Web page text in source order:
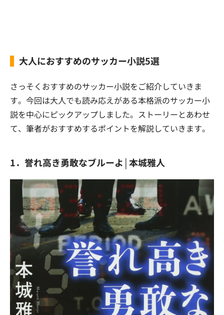
大人におすすめのサッカー小説5選
さっそくおすすめのサッカー小説をご紹介していきま
す。今回は大人でも読み応えがある本格派のサッカー小
説を中心にピックアップしました。ストーリーとあわせ
て、筆者がおすすめするポイントを解説していきます。
1．誉れ高き勇敢なブルーよ│本城雅人